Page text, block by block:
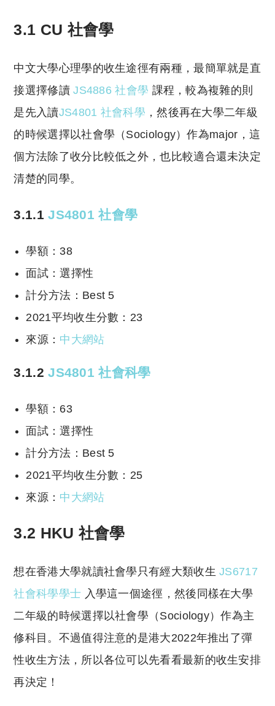
3.1 CU 社會學
中文大學心理學的收生途徑有兩種，最簡單就是直
接選擇修讀JS4886 社會學 課程，較為複雜的則
是先入讀JS4801 社會科學 ，然後再在大學二年級
的時候選擇以社會學（Sociology）作為major，這
個方法除了收分比較低之外，也比較適合還未決定
清楚的同學。
3.1.1JS4801 社會學
學額：38
面試：選擇性
計分方法：Best 5
2021平均收生分數：23
來源： 中大網站
3.1.2JS4801 社會科學
學額：63
面試：選擇性
計分方法：Best 5
2021平均收生分數：25
來源： 中大網站
3.2 HKU 社會學
想在香港大學就讀社會學只有經大類收生JS6717
社會科學學士 入學這一個途徑，然後同樣在大學
二年級的時候選擇以社會學（Sociology）作為主
修科目。不過值得注意的是港大2022年推出了彈
性收生方法，所以各位可以先看看最新的收生安排
再決定！